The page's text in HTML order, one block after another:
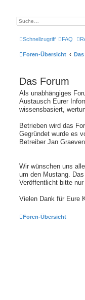
Schnellzugriff FAQ
Foren-Übersicht
Das Forum
Als unabhängiges
Austausch Eurer
wissensbasiert,
Betrieben wird das
Gegründet wurde es
Betreiber Jan
Wir wünschen uns
um den Mustang.
Veröffentlicht bitte
Vielen Dank für Eure
Foren-Übersicht